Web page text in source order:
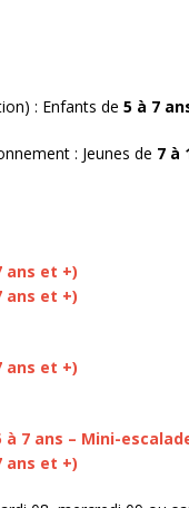
: Enfants de 5 à 7
: Jeunes de 7 à
ans et +)
ans et +)
ans et +)
à 7 ans – Mini-
ans et +)